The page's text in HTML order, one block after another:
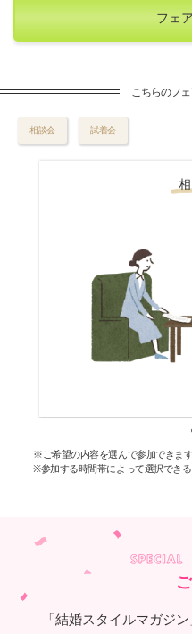
フェ
こちらのフ
相談会 試着会
※ご希望の内容を選んで参加できま
※参加する時間帯によって選択でき
「結婚スタイルマガジ